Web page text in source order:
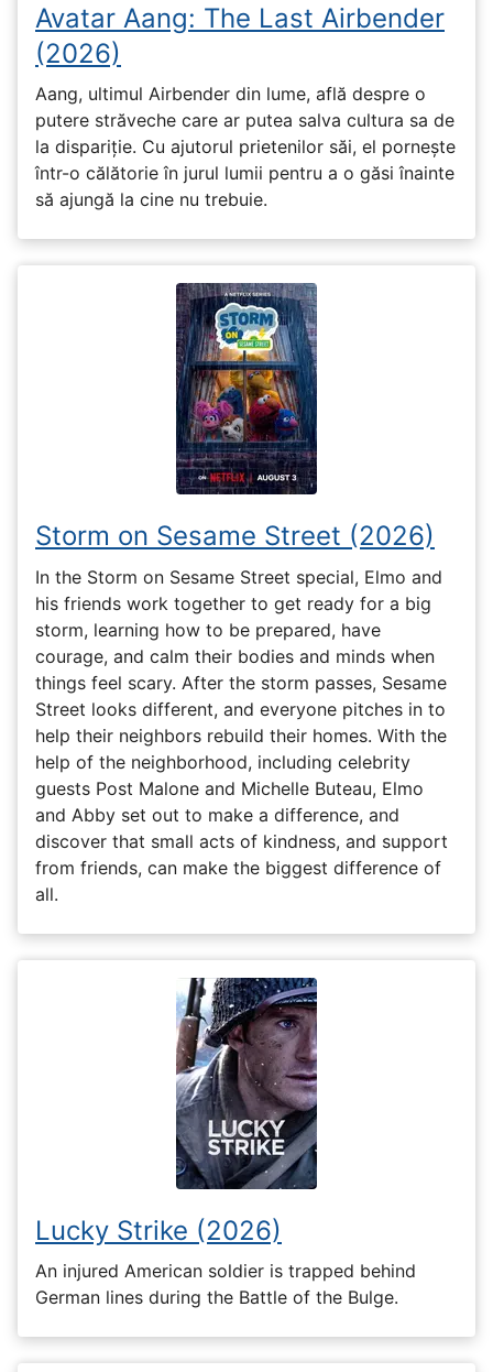
Avatar Aang: The Last Airbender
(2026)
Aang, ultimul Airbender din lume, află despre o
putere străveche care ar putea salva cultura sa de
la dispariție. Cu ajutorul prietenilor săi, el pornește
într-o călătorie în jurul lumii pentru a o găsi înainte
să ajungă la cine nu trebuie.
Storm on Sesame Street (2026)
In the Storm on Sesame Street special, Elmo and
his friends work together to get ready for a big
storm, learning how to be prepared, have
courage, and calm their bodies and minds when
things feel scary. After the storm passes, Sesame
Street looks different, and everyone pitches in to
help their neighbors rebuild their homes. With the
help of the neighborhood, including celebrity
guests Post Malone and Michelle Buteau, Elmo
and Abby set out to make a difference, and
discover that small acts of kindness, and support
from friends, can make the biggest difference of
all.
Lucky Strike (2026)
An injured American soldier is trapped behind
German lines during the Battle of the Bulge.